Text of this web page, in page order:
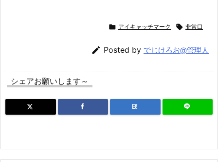
 アイキャッチマーク  非常口
 Posted by でじけろお@管理人
シェアお願いします～
B!